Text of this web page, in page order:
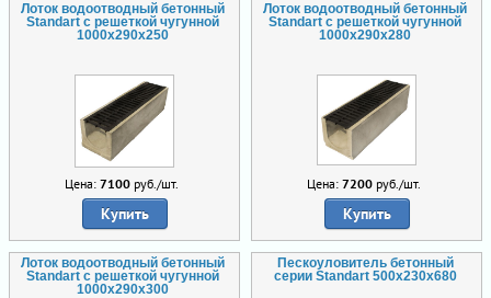
Лоток водоотводный бетонный
Standart с решеткой чугунной
1000x290x250
Цена: 7100 руб./шт.
Купить
Лоток водоотводный бетонный
Standart с решеткой чугунной
1000x290x280
Цена: 7200 руб./шт.
Купить
Лоток водоотводный бетонный
Standart с решеткой чугунной
1000x290x300
Пескоуловитель бетонный
серии Standart 500x230x680